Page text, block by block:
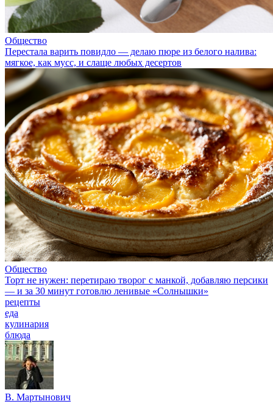
Общество
Перестала варить повидло — делаю пюре из белого налива:
мягкое, как мусс, и слаще любых десертов
Общество
Торт не нужен: перетираю творог с манкой, добавляю персики
— и за 30 минут готовлю ленивые «Солнышки»
рецепты
еда
кулинария
блюда
В. Мартынович